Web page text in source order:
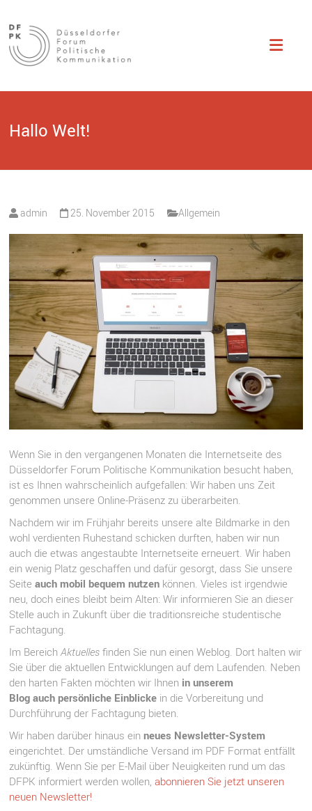
Düsseldorfer
Forum
Politische
Kommunikation
Studentisch
organisierte
Fachtagung zu
Themen der
Kommunikation.
Hallo Welt!
admin 25. November 2015 Allgemein
Wenn Sie in den vergangenen Monaten die Internetseite des
Düsseldorfer Forum Politische Kommunikation besucht haben,
ist es Ihnen wahrscheinlich aufgefallen: Wir haben uns Zeit
genommen unsere Online-Präsenz zu überarbeiten.
Nachdem wir im Frühjahr bereits unsere alte Bildmarke in den
wohl verdienten Ruhestand schicken durften, haben wir nun
auch die etwas angestaubte Internetseite erneuert. Wir haben
ein wenig Platz geschaffen und dafür gesorgt, dass Sie unsere
Seiteauch mobil bequem nutzen können. Vieles ist irgendwie
neu, doch eines bleibt beim Alten: Wir informieren Sie an dieser
Stelle auch in Zukunft über die traditionsreiche studentische
Fachtagung.
Im BereichAktuelles finden Sie nun einen Weblog. Dort halten wir
Sie über die aktuellen Entwicklungen auf dem Laufenden. Neben
den harten Fakten möchten wir Ihnen in unserem
Blog auch persönliche Einblicke in die Vorbereitung und
Durchführung der Fachtagung bieten.
Wir haben darüber hinaus einneues Newsletter-System
eingerichtet. Der umständliche Versand im PDF Format entfällt
zukünftig. Wenn Sie per E-Mail über Neuigkeiten rund um das
DFPK informiert werden wollen,abonnieren Sie jetzt unseren
neuen Newsletter!